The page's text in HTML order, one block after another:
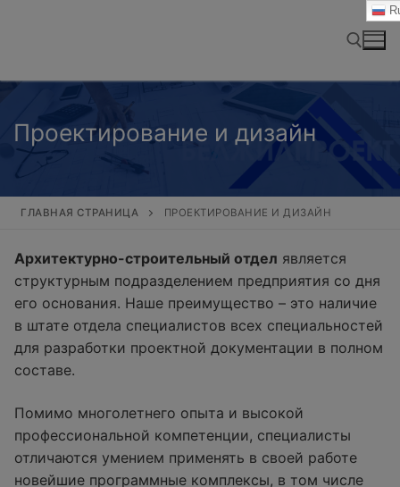
Проектирование и дизайн
ГЛАВНАЯ СТРАНИЦА ПРОЕКТИРОВАНИЕ И ДИЗАЙН
Архитектурно-строительный отдел является
структурным подразделением предприятия со дня
его основания. Наше преимущество – это наличие
в штате отдела специалистов всех специальностей
для разработки проектной документации в полном
составе.
Помимо многолетнего опыта и высокой
профессиональной компетенции, специалисты
отличаются умением применять в своей работе
новейшие программные комплексы, в том числе